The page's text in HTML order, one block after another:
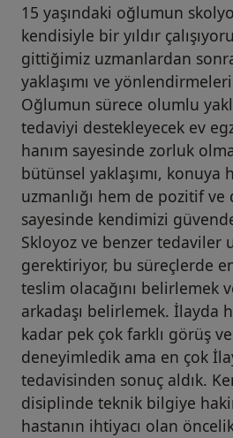
15 yaşındaki oğlumun
kendisiyle bir yıldır
gittiğimiz uzmanlardan
yaklaşımı ve
Oğlumun sürece olumlu
tedaviyi destekleyecek ev
hanım sayesinde zorluk
bütünsel yaklaşımı, konuya
uzmanlığı hem de pozitif
sayesinde kendimizi
Skloyoz ve benzer tedaviler
gerektiriyor, bu süreçlerde
teslim olacağını belirlemek
arkadaşı belirlemek. İlayda
kadar pek çok farklı görüş ve
deneyimledik ama en çok
tedavisinden sonuç aldık.
disiplinde teknik bilgiye
hastanın ihtiyacı olan